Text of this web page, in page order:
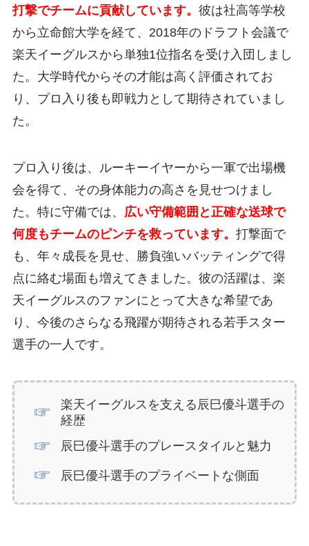
打撃でチームに貢献しています。 彼は社高等学校
から立命館大学を経て、2018年のドラフト会議で
楽天イーグルスから単独1位指名を受け入団しまし
た。大学時代からその才能は高く評価されてお
り、プロ入り後も即戦力として期待されていまし
た。
プロ入り後は、ルーキーイヤーから一軍で出場機
会を得て、その身体能力の高さを見せつけまし
た。特に守備では、 広い守備範囲と正確な送球で
何度もチームのピンチを救っています。 打撃面で
も、年々成長を見せ、勝負強いバッティングで得
点に絡む場面も増えてきました。彼の活躍は、楽
天イーグルスのファンにとって大きな希望であ
り、今後のさらなる飛躍が期待される若手スター
選手の一人です。
楽天イーグルスを支える辰巳優斗選手の
経歴
辰巳優斗選手のプレースタイルと魅力
辰巳優斗選手のプライベートな側面